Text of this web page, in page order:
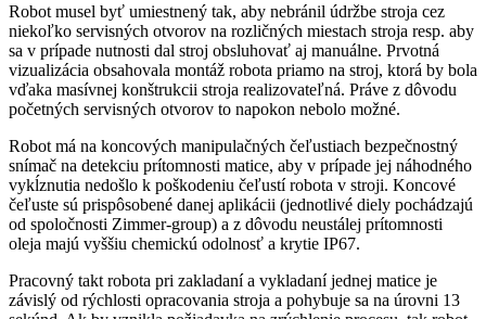
Robot musel byť umiestnený tak, aby nebránil údržbe stroja cez
niekoľko servisných otvorov na rozličných miestach stroja resp. aby
sa v prípade nutnosti dal stroj obsluhovať aj manuálne. Prvotná
vizualizácia obsahovala montáž robota priamo na stroj, ktorá by bola
vďaka masívnej konštrukcii stroja realizovateľná. Práve z dôvodu
početných servisných otvorov to napokon nebolo možné.
Robot má na koncových manipulačných čeľustiach bezpečnostný
snímač na detekciu prítomnosti matice, aby v prípade jej náhodného
vykĺznutia nedošlo k poškodeniu čeľustí robota v stroji. Koncové
čeľuste sú prispôsobené danej aplikácii (jednotlivé diely pochádzajú
od spoločnosti Zimmer-group) a z dôvodu neustálej prítomnosti
oleja majú vyššiu chemickú odolnosť a krytie IP67.
Pracovný takt robota pri zakladaní a vykladaní jednej matice je
závislý od rýchlosti opracovania stroja a pohybuje sa na úrovni 13